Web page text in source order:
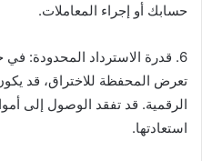
حسابك أو إجراء المعاملات.
6. قدرة الاسترداد المحدودة: في
تعرض المحفظة للاختراق، قد
الرقمية. قد تفقد الوصول إلى
استعادتها.